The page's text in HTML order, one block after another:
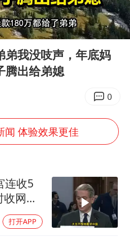
四川宜宾市高县4.9级地震致1人死亡
名创优品回应女子吐槽内裤质量差
中巨芯：上半年归母净利润1405.77万元
斌韩磊 谁帮谁
斌获《歌手2026》歌王
演员求职万岁山NPC成功
国外贸延续良好增长态势
宏科技：股票交易异常波动
51:52
弟我没吱声，年底妈
腾出给弟媳
0
闻 体验效果更佳
连收5
网，
打开APP